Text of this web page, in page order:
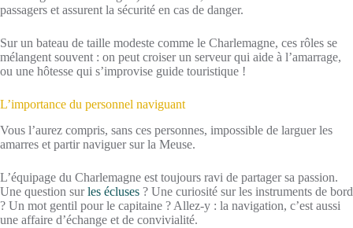
passagers et assurent la sécurité en cas de danger.
Sur un bateau de taille modeste comme le Charlemagne, ces rôles se
mélangent souvent : on peut croiser un serveur qui aide à l’amarrage,
ou une hôtesse qui s’improvise guide touristique !
L’importance du personnel naviguant
Vous l’aurez compris, sans ces personnes, impossible de larguer les
amarres et partir naviguer sur la Meuse.
L’équipage du Charlemagne est toujours ravi de partager sa passion.
Une question surles écluses ? Une curiosité sur les instruments de bord
? Un mot gentil pour le capitaine ? Allez-y : la navigation, c’est aussi
une affaire d’échange et de convivialité.